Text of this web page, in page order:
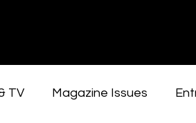
TV Magazine Issues